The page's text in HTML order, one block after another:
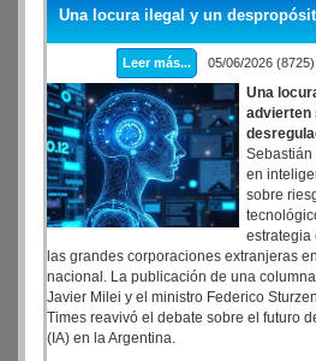
Una locura ilegal y un
Leer más... 05/06/2026
Una
advierten
Sebastián
en
sobre
estrategia
las grandes corporaciones extranjeras
nacional. La publicación de una
Javier Milei y el ministro Federico
Times reavivó el debate sobre el futuro
(IA) en la Argentina.